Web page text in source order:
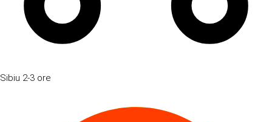
Sibiu 2-3 ore